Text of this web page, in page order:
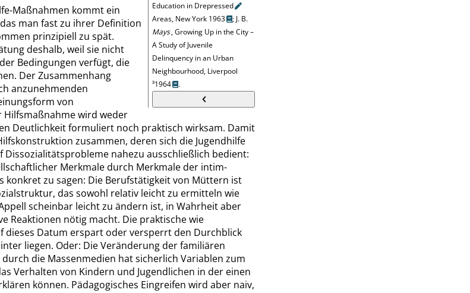
Education in Drepressed
Areas, New York 1963
; J. B.
Mays, Growing Up in the City –
A Study ofJuvenile
Delinquency in an Urban
Neighbourhood, Liverpool
³1964
.
Maßnahmen kommt ein
man fast zu ihrer Definition
prinzipiell zu spät.
deshalb, weil sie nicht
Bedingungen verfügt, die
Der Zusammenhang
anzunehmenden
von
wird weder
Deutlichkeit formuliert noch praktisch wirksam. Damit
zusammen, deren sich die Jugendhilfe
Dissozialitätsprobleme nahezu ausschließlich bedient:
Merkmale durch Merkmale der intim-
konkret zu sagen: Die Berufstätigkeit von Müttern ist
das sowohl relativ leicht zu ermitteln wie
scheinbar leicht zu ändern ist, in Wahrheit aber
Reaktionen nötig macht. Die praktische wie
dieses Datum erspart oder versperrt den Durchblick
liegen. Oder: Die Veränderung der familiären
die Massenmedien hat sicherlich Variablen zum
Verhalten von Kindern und Jugendlichen in der einen
können. Pädagogisches Eingreifen wird aber naiv,